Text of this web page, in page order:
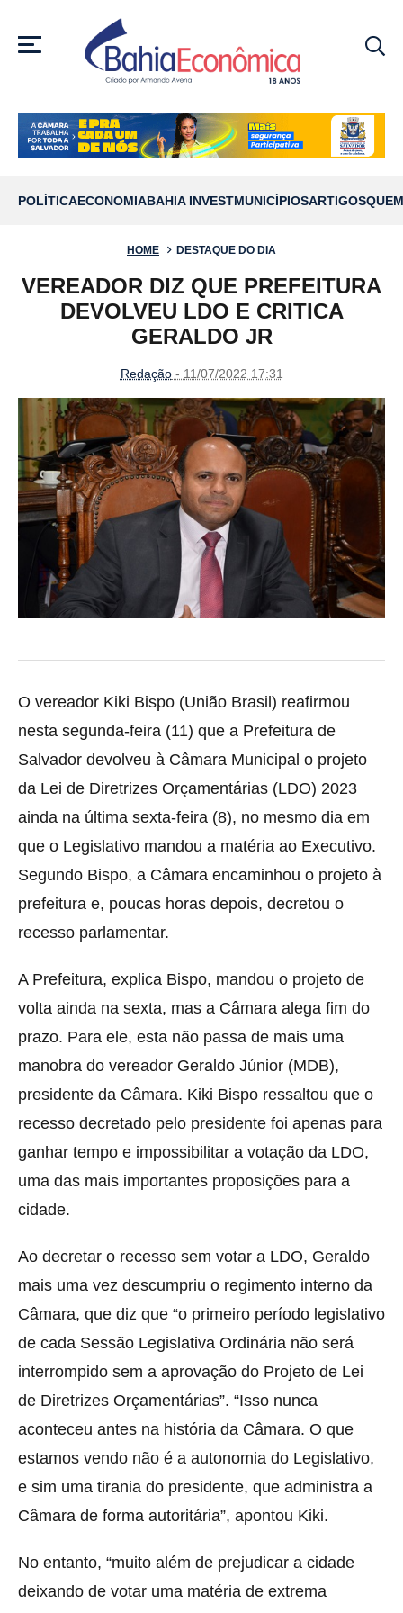
MENU
POLÍTICAECONOMIABAHIA INVESTMUNICÍPIOSARTIGOS
HOME DESTAQUE DO DIA
VEREADOR DIZ QUE PREFEITURA
DEVOLVEU LDO E CRITICA
GERALDO JR
Redação- 11/07/2022 17:31
O vereador Kiki Bispo (União Brasil) reafirmou
nesta segunda-feira (11) que a Prefeitura de
Salvador devolveu à Câmara Municipal o projeto
da Lei de Diretrizes Orçamentárias (LDO) 2023
ainda na última sexta-feira (8), no mesmo dia em
que o Legislativo mandou a matéria ao Executivo.
Segundo Bispo, a Câmara encaminhou o projeto à
prefeitura e, poucas horas depois, decretou o
recesso parlamentar.
A Prefeitura, explica Bispo, mandou o projeto de
volta ainda na sexta, mas a Câmara alega fim do
prazo. Para ele, esta não passa de mais uma
manobra do vereador Geraldo Júnior (MDB),
presidente da Câmara. Kiki Bispo ressaltou que o
recesso decretado pelo presidente foi apenas para
ganhar tempo e impossibilitar a votação da LDO,
uma das mais importantes proposições para a
cidade.
Ao decretar o recesso sem votar a LDO, Geraldo
mais uma vez descumpriu o regimento interno da
Câmara, que diz que “o primeiro período legislativo
de cada Sessão Legislativa Ordinária não será
interrompido sem a aprovação do Projeto de Lei
de Diretrizes Orçamentárias”. “Isso nunca
aconteceu antes na história da Câmara. O que
estamos vendo não é a autonomia do Legislativo,
e sim uma tirania do presidente, que administra a
Câmara de forma autoritária”, apontou Kiki.
No entanto, “muito além de prejudicar a cidade
deixando de votar uma matéria de extrema